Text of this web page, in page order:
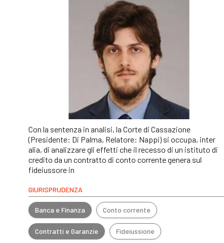
Con la sentenza in analisi, la Corte di Cassazione
(Presidente: Di Palma, Relatore: Nappi) si occupa, inter
alia, di analizzare gli effetti che il recesso di un istituto di
credito da un contratto di conto corrente genera sul
fideiussore in
GIURISPRUDENZA
Banca e Finanza Conto corrente
Contratti e Garanzie Fideiussione